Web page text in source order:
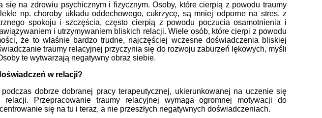
się na zdrowiu psychicznym i fizycznym. Osoby, które cierpią z powodu traumy
np. choroby układu oddechowego, cukrzycę, są mniej odporne na stres, z
spokoju i szczęścia, często cierpią z powodu poczucia osamotnienia i
i utrzymywaniem bliskich relacji. Wiele osób, które cierpi z powodu
że to właśnie bardzo trudne, najczęściej wczesne doświadczenia bliskiej
traumy relacyjnej przyczynia się do rozwoju zaburzeń lękowych, myśli
te wytwarzają negatywny obraz siebie.
w relacji?
dobrze dobranej pracy terapeutycznej, ukierunkowanej na uczenie się
relacji. Przepracowanie traumy relacyjnej wymaga ogromnej motywacji do
się na tu i teraz, a nie przeszłych negatywnych doświadczeniach.